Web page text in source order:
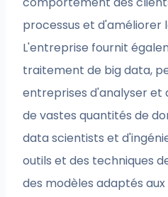
processus et d'améliorer
L'entreprise fournit
traitement de big data,
entreprises d'analyser
de vastes quantités de
data scientists et
outils et des techniques
des modèles adaptés aux